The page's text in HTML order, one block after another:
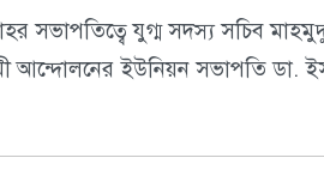
সভাপতিত্বে যুগ্ম সদস্য সচিব
ইউনিয়ন সভাপতি ডা.